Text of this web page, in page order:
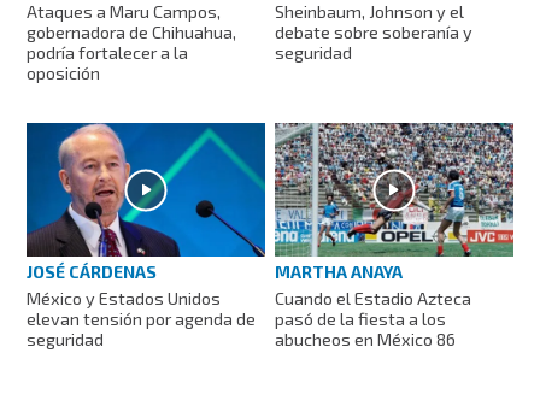
Ataques a Maru Campos,
gobernadora de Chihuahua,
podría fortalecer a la
oposición
Sheinbaum, Johnson y el
debate sobre soberanía y
seguridad
JOSÉ CÁRDENAS
México y Estados Unidos
elevan tensión por agenda de
seguridad
MARTHA ANAYA
Cuando el Estadio Azteca
pasó de la fiesta a los
abucheos en México 86